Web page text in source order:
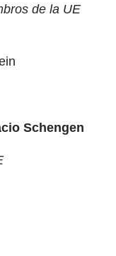
de la UE
Schengen